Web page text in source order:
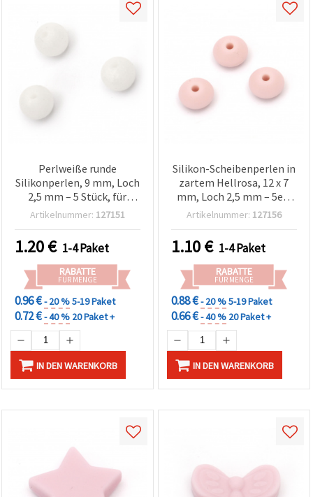
Perlweiße runde
Silikonperlen, 9 mm, Loch
2,5 mm – 5 Stück, für
Schmuckherstellung,
DIY-Dekoration
Artikelnummer: 127151
1.20€ 1-4 Paket
RABATTE
FÜR MENGE
0.96 €- 20 %5-19 Paket
0.72 €- 40 % 20 Paket +
IN DEN WARENKORB
Silikon-Scheibenperlen in
zartem Hellrosa, 12 x 7
mm, Loch 2,5 mm – 5er-
Set für DIY-Schmuck &
Artikelnummer: 127156
1.10€ 1-4 Paket
RABATTE
FÜR MENGE
0.88 €- 20 %5-19 Paket
0.66 €- 40 % 20 Paket +
IN DEN WARENKORB